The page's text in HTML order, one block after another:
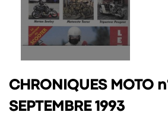
CHRONIQUES MOTO
SEPTEMBRE 1993